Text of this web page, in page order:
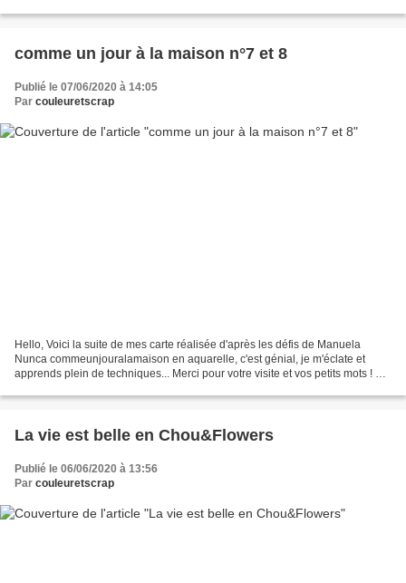
comme un jour à la maison n°7 et 8
Publié le 07/06/2020 à 14:05
Par couleuretscrap
Hello, Voici la suite de mes carte réalisée d'après les défis de Manuela
Nunca commeunjouralamaison en aquarelle, c'est génial, je m'éclate et
apprends plein de techniques... Merci pour votre visite et vos petits mots ! A
La vie est belle en Chou&Flowers
Publié le 06/06/2020 à 13:56
Par couleuretscrap